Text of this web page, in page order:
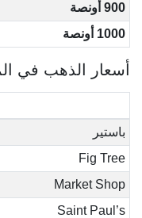
900 أونصة
1000 أونصة
أسعار الذهب في
باستير
Fig Tree
Market Shop
Saint Paul’s